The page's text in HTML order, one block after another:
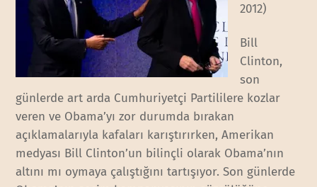
2012)
Bill
Clinton,
son
günlerde art arda Cumhuriyetçi Partililere kozlar
veren ve Obama’yı zor durumda bırakan
açıklamalarıyla kafaları karıştırırken, Amerikan
medyası Bill Clinton’un bilinçli olarak Obama’nın
altını mı oymaya çalıştığını tartışıyor. Son günlerde